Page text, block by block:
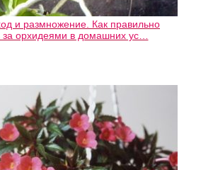
и размножение. Как правильно
за орхидеями в домашних ус…